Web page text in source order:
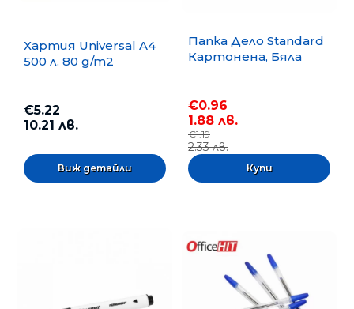
Хартия Universal A4
500 л. 80 g/m2
€5.22
10.21 лв.
Виж детайли
Папка Дело Standard
Картонена, Бяла
€0.96
1.88 лв.
€1.19
2.33 лв.